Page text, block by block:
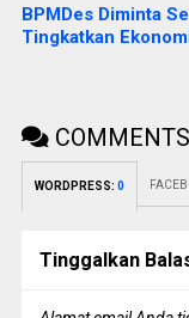
BPMDes Diminta
Tingkatkan
COMMENTS
WORDPRESS: 0
Tinggalkan